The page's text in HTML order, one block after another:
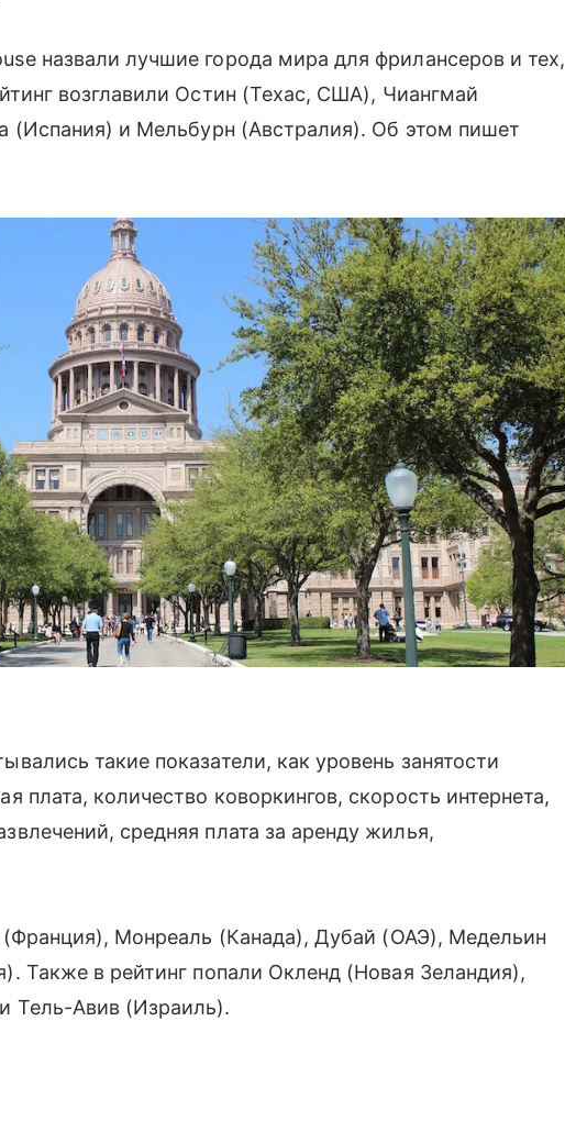
назвали лучшие города мира для фрилансеров и тех,
возглавили Остин (Техас, США), Чиангмай
(Испания) и Мельбурн (Австралия). Об этом пишет
такие показатели, как уровень занятости
плата, количество коворкингов, скорость интернета,
средняя плата за аренду жилья,
(Франция), Монреаль (Канада), Дубай (ОАЭ), Медельин
Также в рейтинг попали Окленд (Новая Зеландия),
Тель-Авив (Израиль).